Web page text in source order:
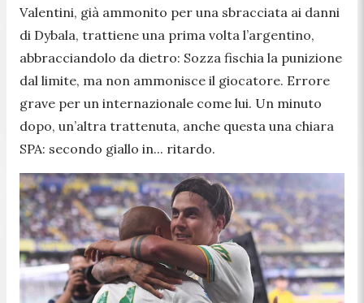
Valentini, già ammonito per una sbracciata ai danni
di Dybala, trattiene una prima volta l’argentino,
abbracciandolo da dietro: Sozza fischia la punizione
dal limite, ma non ammonisce il giocatore. Errore
grave per un internazionale come lui. Un minuto
dopo, un’altra trattenuta, anche questa una chiara
SPA: secondo giallo in... ritardo.